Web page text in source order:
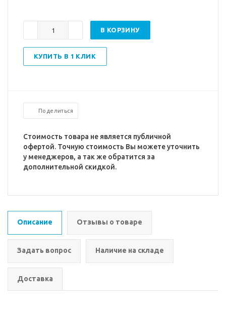
В КОРЗИНУ
КУПИТЬ В 1 КЛИК
Поделиться
Стоимость товара не является публичной
офертой. Точную стоимость Вы можете уточнить
у менеджеров, а так же обратится за
дополнительной скидкой.
Описание Отзывы о товаре
Задать вопрос Наличие на складе
Доставка